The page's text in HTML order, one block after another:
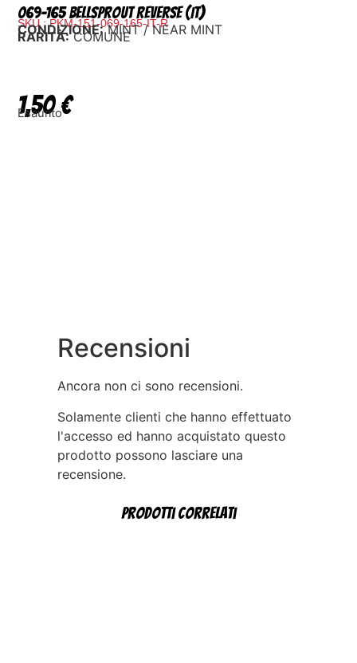
069-165 Bellsprout Reverse (IT)
SKU : PKM-151-069-165-IT-R
CONDIZIONE:MINT / NEAR MINT
RARITÀ:COMUNE
1,50€
Esaurito
Recensioni
Ancora non ci sono recensioni.
Solamente clienti che hanno effettuato
l'accesso ed hanno acquistato questo
prodotto possono lasciare una
recensione.
Prodotti correlati